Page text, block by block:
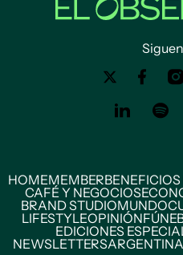
HOMEMEMBER
CAFÉ Y NEGOCIOS
BRAND STUDIOMUNDO
LIFESTYLEOPINIÓN
EDICIONES
NEWSLETTERSARGENTINA